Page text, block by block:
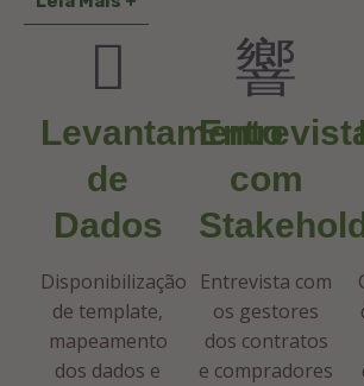
Levantamento
de
Dados
Disponibilização
de template,
mapeamento
dos dados e
com
Entrevista com
os gestores
dos contratos
e compradores